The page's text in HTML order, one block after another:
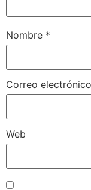
Nombre *
Correo electrónico
Web